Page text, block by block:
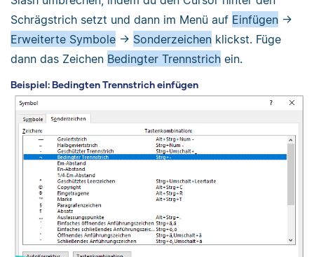
Schrägstrich setzt und dann im Menü auf Einfügen ->
Erweiterte Symbole -> Sonderzeichen klickst. Füge
dann das Zeichen Bedingter Trennstrich ein.
Beispiel: Bedingten Trennstrich einfügen